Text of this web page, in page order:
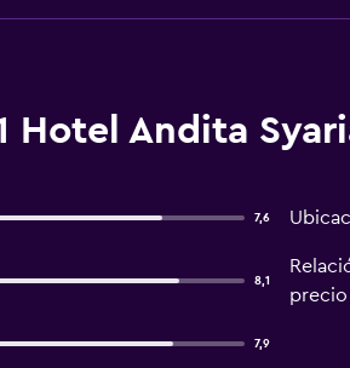
Hotel Andita
7,6
8,1
precio
7,9